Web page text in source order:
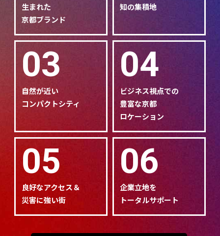
生まれた
京都ブランド
知の集積地
03
自然が近い
コンパクトシティ
04
ビジネス視点での
豊富な京都
ロケーション
05
良好なアクセス＆
災害に強い街
06
企業立地を
トータルサポート